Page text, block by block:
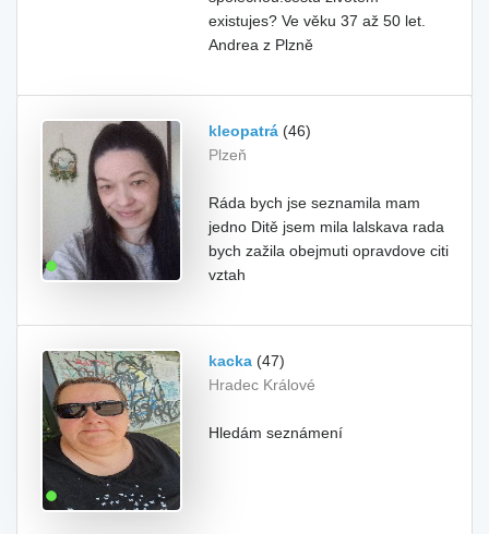
existujes? Ve věku 37 až 50 let.
Andrea z Plzně
kleopatrá (46)
Plzeň
Ráda bych jse seznamila mam
jedno Ditě jsem mila lalskava rada
bych zažila obejmuti opravdove citi
vztah
kacka (47)
Hradec Králové
Hledám seznámení